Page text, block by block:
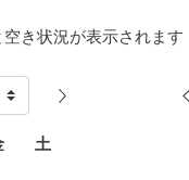
計8m）／入口に若干の
じめご了承ください。
き状況が表示されます
土